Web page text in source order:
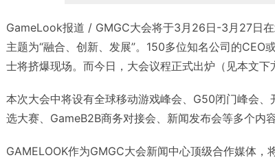
GameLook报道 / GMGC大会将于3月26日-3月27日
主题为“融合、创新、发展”。150多位知名公司的CEO
士将挤爆现场。而今日，大会议程正式出炉（见本文下
本次大会中将设有全球移动游戏峰会、G50闭门峰会
选大赛、GameB2B商务对接会、新闻发布会等多个内容
GAMELOOK作为GMGC大会新闻中心顶级合作媒体，